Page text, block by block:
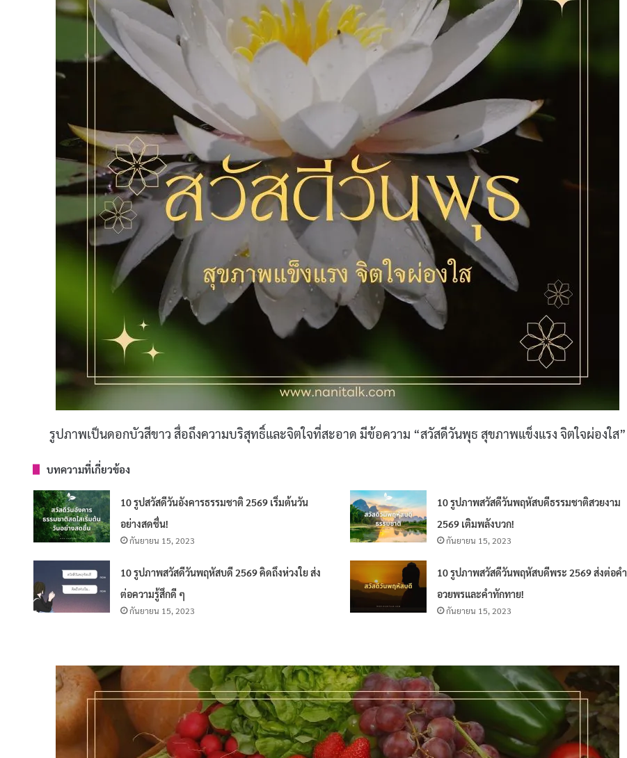
รูปภาพเป็นดอกบัวสีขาว สื่อถึงความบริสุทธิ์และจิตใจที่สะอาด มีข้อความ “สวัสดีวันพุธ สุขภาพแข็งแรง จิตใจผ่องใส”
บทความที่เกี่ยวข้อง
10 รูปสวัสดีวันอังคารธรรมชาติ 2569 เริ่มต้นวัน
อย่างสดชื่น!
กันยายน 15, 2023
10 รูปภาพสวัสดีวันพฤหัสบดีธรรมชาติสวยงาม
2569 เติมพลังบวก!
กันยายน 15, 2023
10 รูปภาพสวัสดีวันพฤหัสบดี 2569 คิดถึงห่วงใย ส่ง
ต่อความรู้สึกดี ๆ
กันยายน 15, 2023
10 รูปภาพสวัสดีวันพฤหัสบดีพระ 2569 ส่งต่อคำ
อวยพรและคำทักทาย!
กันยายน 15, 2023